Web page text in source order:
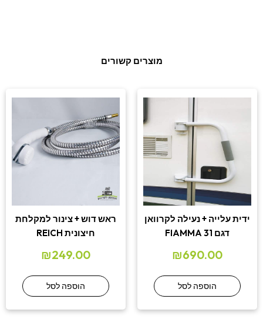
מוצרים קשורים
ידית עלייה + נעילה לקרוואן
דגם 31 FIAMMA
₪690.00
הוספה לסל
ראש דוש + צינור למקלחת
חיצונית REICH
₪249.00
הוספה לסל